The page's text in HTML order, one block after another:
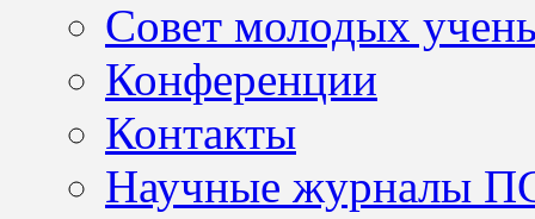
Совет молодых
Конференции
Контакты
Научные журналы